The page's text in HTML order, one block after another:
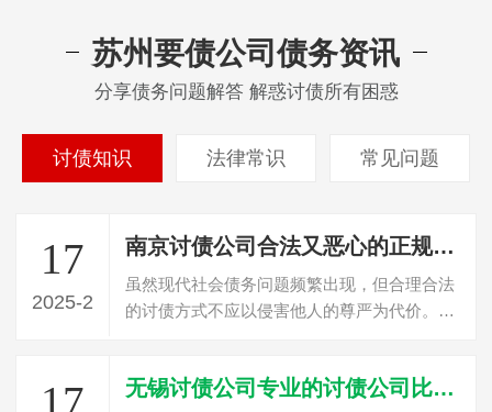
苏州要债公司债务资讯
分享债务问题解答 解惑讨债所有困惑
讨债知识 法律常识 常见问题
17
2025-2
南京讨债公司合法又恶心的正规讨债方式是什么？
虽然现代社会债务问题频繁出现，但合理合法
的讨债方式不应以侵害他人的尊严为代价。在
在短期内或许能达到目的，但长期来看，却给
17 无锡讨债公司专业的讨债公司比个人追讨有什么优势？